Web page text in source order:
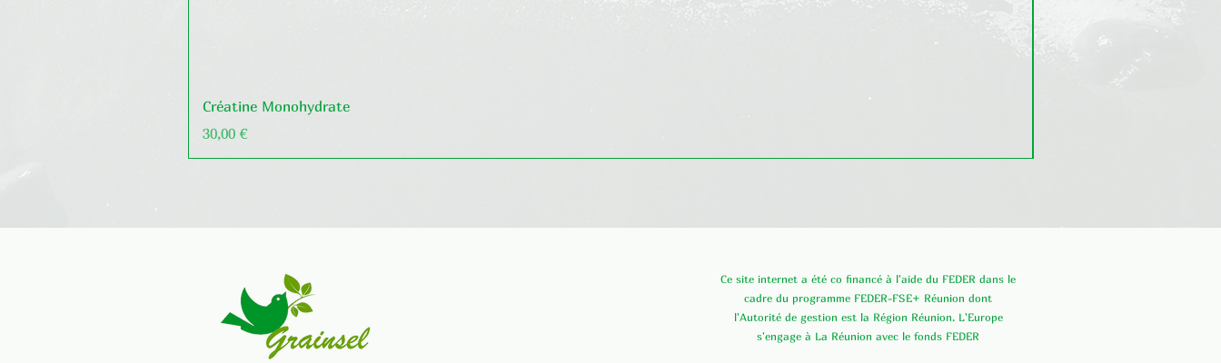
Créatine Monohydrate
Prix
30,00 €
Ce site internet a été co financé à l'aide du FEDER dans le
cadre du programme FEDER-FSE+ Réunion dont
l'Autorité de gestion est la Région Réunion. L'Europe
s'engage à La Réunion avec le fonds FEDER